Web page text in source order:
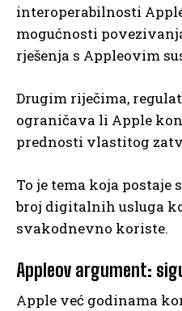
interoperabilnosti
mogućnosti
rješenja s Appleovim
Drugim riječima,
ograničava li Apple
prednosti vlastitog
To je tema koja
broj digitalnih usluga
svakodnevno koriste.
Appleov argument:
Apple već godinama